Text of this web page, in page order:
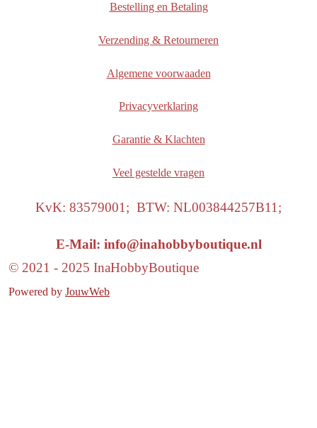
Bestelling en Betaling
Verzending & Retourneren
Algemene voorwaaden
Privacyverklaring
Garantie & Klachten
Veel gestelde vragen
KvK: 83579001; BTW: NL003844257B11;
E-Mail: info@inahobbyboutique.nl
© 2021 - 2025 InaHobbyBoutique
Powered by JouwWeb